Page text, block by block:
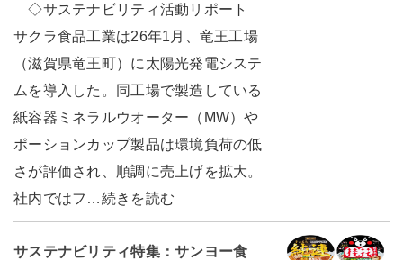
◇サステナビリティ活動リポート
サクラ食品工業は26年1月、竜王工場
（滋賀県竜王町）に太陽光発電システ
ムを導入した。同工場で製造している
紙容器ミネラルウオーター（MW）や
ポーションカップ製品は環境負荷の低
さが評価され、順調に売上げを拡大。
社内ではフ…続きを読む
サステナビリティ特集：サンヨー食